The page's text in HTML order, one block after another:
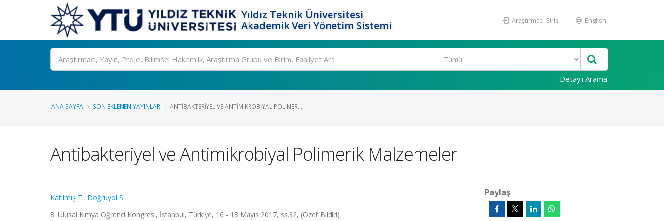
Yıldız Teknik Üniversitesi
Akademik Veri Yönetim Sistemi
Araştırmacı Girişi English
Ara
Detaylı Arama
ANA SAYFA SON EKLENEN YAYINLAR ANTIBAKTERIYEL VE ANTIMIKROBIYAL POLIMER...
Antibakteriyel ve Antimikrobiyal Polimerik Malzemeler
Katılmış T., Doğruyol S.
8. Ulusal Kimya Öğrenci Kongresi, İstanbul, Türkiye, 16 - 18 Mayıs 2017, ss.82, (Özet Bildiri)
Paylaş